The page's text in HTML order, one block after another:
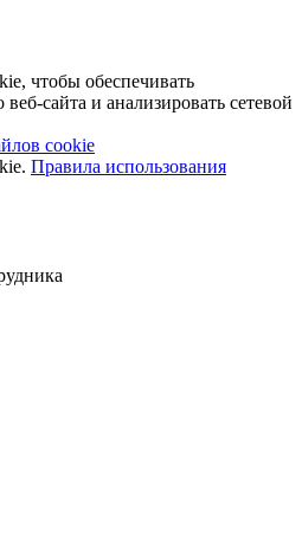
чтобы обеспечивать
сайта и анализировать сетевой
cookie
Правила использования